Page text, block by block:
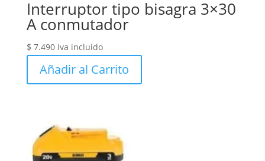
Interruptor tipo bisagra 3×30
A conmutador
$ 7.490 Iva incluido
Añadir al Carrito